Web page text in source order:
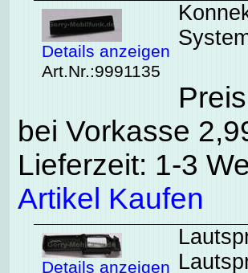
Details anzeigen
Art.Nr.:9991135
bei Vorkasse
Lieferzeit: 1-3
Artikel Kaufen
Details anzeigen